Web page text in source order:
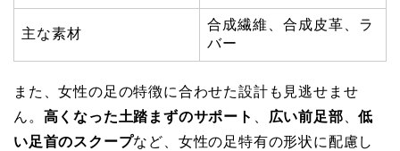
主な素材
合成繊維、合成皮革、ラ
バー
また、女性の足の特徴に合わせた設計も見逃せませ
ん。 高くなった土踏まずのサポート 広い前足部 、低
い足首のスクープなど、女性の足特有の形状に配慮し